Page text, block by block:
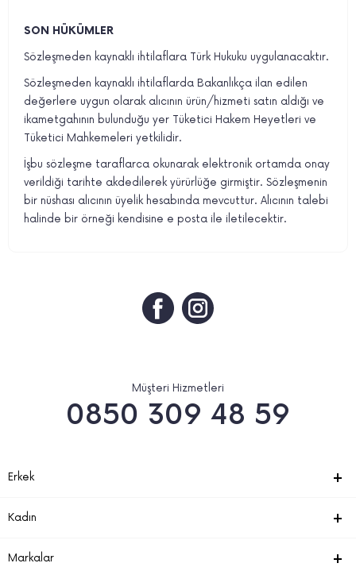
SON HÜKÜMLER
Sözleşmeden kaynaklı ihtilaflara Türk Hukuku uygulanacaktır.
Sözleşmeden kaynaklı ihtilaflarda Bakanlıkça ilan edilen
değerlere uygun olarak alıcının ürün/hizmeti satın aldığı ve
ikametgahının bulunduğu yer Tüketici Hakem Heyetleri ve
Tüketici Mahkemeleri yetkilidir.
İşbu sözleşme taraflarca okunarak elektronik ortamda onay
verildiği tarihte akdedilerek yürürlüğe girmiştir. Sözleşmenin
bir nüshası alıcının üyelik hesabında mevcuttur. Alıcının talebi
halinde bir örneği kendisine e posta ile iletilecektir.
Müşteri Hizmetleri
0850 309 48 59
Erkek
Kadın
Markalar